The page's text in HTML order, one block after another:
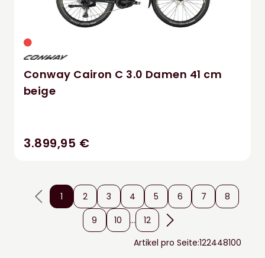
Conway Cairon C 3.0 Damen 41 cm
beige
3.899,95 €
1 2 3 4 5 6 7
8
9
10 ...
12
Artikel pro Seite:122448100